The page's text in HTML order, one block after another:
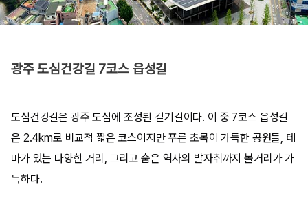
광주 도심건강길 7코스 읍성길
도심건강길은 광주 도심에 조성된 걷기길이다. 이 중 7코스 읍성길
은 2.4km로 비교적 짧은 코스이지만 푸른 초목이 가득한 공원들, 테
마가 있는 다양한 거리, 그리고 숨은 역사의 발자취까지 볼거리가 가
득하다.